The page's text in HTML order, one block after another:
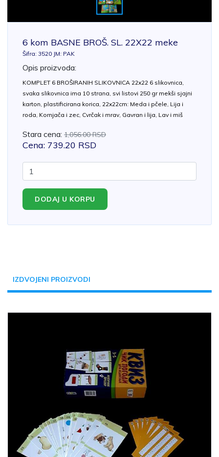
6 kom BASNE BROŠ. SL. 22X22 meke
Šifra: 3520 JM: PAK
Opis proizvoda:
KOMPLET 6 BROŠIRANIH SLIKOVNICA 22x22 6 slikovnica,
svaka slikovnica ima 10 strana, svi listovi 250 gr mekši sjajni
karton, plastificirana korica, 22x22cm: Meda i pčele, Lija i
roda, Kornjača i zec, Cvrčak i mrav, Gavran i lija, Lav i miš
Stara cena: 1,056.00 RSD
Cena: 739.20 RSD
DODAJ U KORPU
IZDVOJENI PROIZVODI